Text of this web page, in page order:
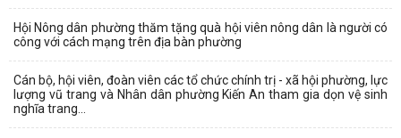
Hội Nông dân phường thăm tặng quà hội viên nông dân là người có
công với cách mạng trên địa bàn phường
Cán bộ, hội viên, đoàn viên các tổ chức chính trị - xã hội phường, lực
lượng vũ trang và Nhân dân phường Kiến An tham gia dọn vệ sinh
nghĩa trang...